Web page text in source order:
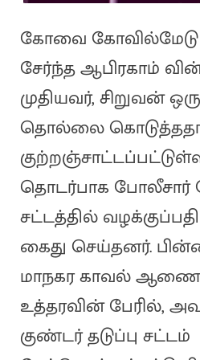
கோவை கோவில்மேடு
சேர்ந்த ஆபிரகாம்
முதியவர், சிறுவன்
தொல்லை
தொடர்பாக
சட்டத்தில்
கைது செய்தனர்.
மாநகர காவல்
உத்தரவின் பேரில்,
குண்டர் தடுப்பு சட்டம்